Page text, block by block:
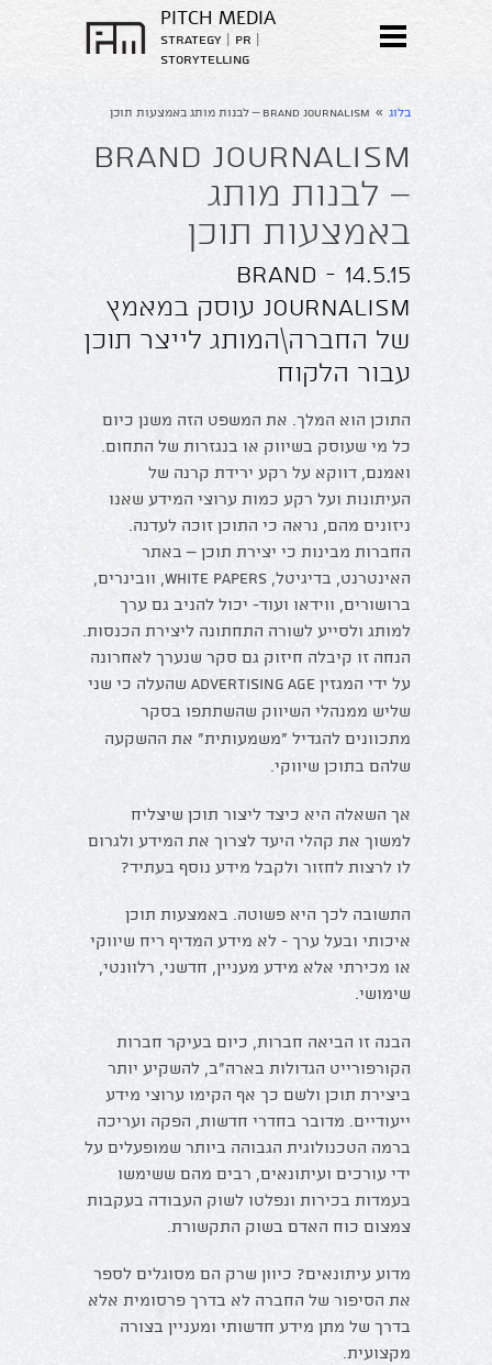
PITCH MEDIA
strategy | PR |
storytelling
בלוג » Brand Journalism – לבנות מותג באמצעות תוכן
Brand Journalism
– לבנות מותג
באמצעות תוכן
14.5.15 - Brand
Journalism עוסק במאמץ
של החברה\המותג לייצר תוכן
עבור הלקוח
התוכן הוא המלך. את המשפט הזה משנן כיום
כל מי שעוסק בשיווק או בנגזרות של התחום.
ואמנם, דווקא על רקע ירידת קרנה של
העיתונות ועל רקע כמות ערוצי המידע שאנו
ניזונים מהם, נראה כי התוכן זוכה לעדנה.
החברות מבינות כי יצירת תוכן – באתר
האינטרנט, בדיגיטל, white papers, וובינרים,
ברושורים, ווידאו ועוד- יכול להניב גם ערך
למותג ולסייע לשורה התחתונה ליצירת הכנסות.
הנחה זו קיבלה חיזוק גם סקר שנערך לאחרונה
על ידי המגזין Advertising Age
שהעלה כי שני
שליש ממנהלי השיווק שהשתתפו בסקר
מתכוונים להגדיל "משמעותית" את ההשקעה
שלהם בתוכן שיווקי.
אך השאלה היא כיצד ליצור תוכן שיצליח
למשוך את קהלי היעד לצרוך את המידע ולגרום
לו לרצות לחזור ולקבל מידע נוסף בעתיד?
התשובה לכך היא פשוטה. באמצעות תוכן
איכותי ובעל ערך - לא מידע המדיף ריח שיווקי
או מכירתי אלא מידע מעניין, חדשני, רלוונטי,
שימושי.
הבנה זו הביאה חברות, כיום בעיקר חברות
הקורפורייט הגדולות בארה"ב, להשקיע יותר
ביצירת תוכן ולשם כך אף הקימו ערוצי מידע
ייעודיים. מדובר בחדרי חדשות, הפקה ועריכה
ברמה הטכנולוגית הגבוהה ביותר שמופעלים על
ידי עורכים ועיתונאים, רבים מהם ששימשו
בעמדות בכירות ונפלטו לשוק העבודה בעקבות
צמצום כוח האדם בשוק התקשורת.
מדוע עיתונאים? כיוון שרק הם מסוגלים לספר
את הסיפור של החברה לא בדרך פרסומית אלא
בדרך של מתן מידע חדשותי ומעניין בצורה
מקצועית.